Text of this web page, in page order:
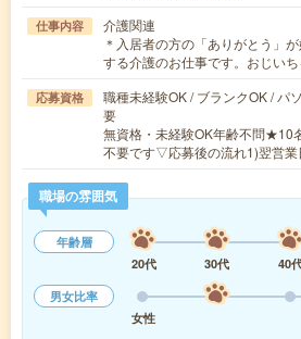
仕事内容
介護関連
＊入居者の方の「ありがとう」
する介護のお仕事です。おじい
応募資格
職種未経験OK / ブランクOK / パ
要
無資格・未経験OK年齢不問★10
不要です▽応募後の流れ1)翌営
職場の雰囲気
年齢層
20代
30代 40
男女比率
女性